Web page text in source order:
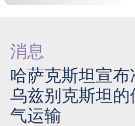
消息
哈萨克斯坦宣
乌兹别克斯坦
气运输